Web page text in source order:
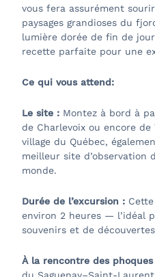
vous fera assurément
paysages grandioses du
lumière dorée de fin de
recette parfaite pour une
Ce qui vous attend:
Le site : Montez à bord à
de Charlevoix ou encore de
village du Québec,
meilleur site d’observation
monde.
Durée de l’excursion :
environ 2 heures — l’idéal
souvenirs et de
À la rencontre des phoques